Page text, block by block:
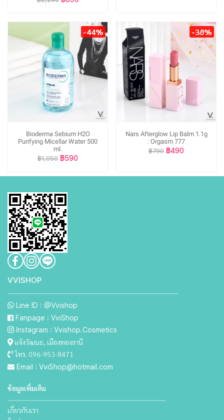
-44%
Bioderma Sebium H2O
Purifying Micellar Water 500
ml.
฿1,050 ฿590
-38%
Nars Afterglow Lip Balm 1.1g
: Orgasm 777
฿790 ฿490
VVISHO P
Line ID : @Vvishop
Fanpage : VviShop
Instagram : Vvishop.Cosmetics
แจ้งวัฒนะ, เมืองทองธานี
โทร. 096-953-8471
Email : VviShop@hotmail.com
ข้อมูลเพิ่มเติม
เกี่ยวกับเรา